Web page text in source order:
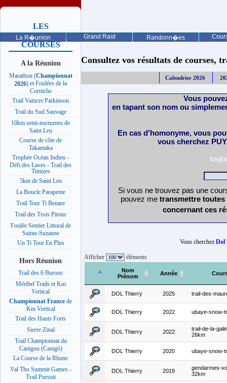
La R�union Grand Raid Randonn�es
LES
PROCHAINES
COURSES
A la Réunion
Marathon (Championnat
2026) et Foulées de la
Corniche
Trail Vaincre Parkinson
Trail du Sud Sauvage
10km semi-nocturnes de
Saint Leu
Course de côte de
Takamaka
Trophée Océan Indien -
Défi des Laves - Trail des
Timizes
5km de Saint Leu
La Boucle Parapente
Trail Tour Ti Benare
Trail des Trois Pitons
Foulée Sentier Littoral de
Sainte-Suzanne
Un Ti Tour En Plus
Hors Réunion
Trail des 6 Burons
Méribel Trails et Km
Vertical
Championnat France de
Km Vertical
Trail des Hauts Forts
Sierre Zinal
Trail Championnat du
Canigou (Canigó)
La Course de la Rhune
Val Tho Summit Games -
Trail Pursuit
Consultez vos résultats de courses,
Calendrier 2026
Vous
en tapant son nom ou
En cas d'homonyme, vous
vous cherchez
Si vous ne trouvez pas une
pouvez me transmettre
concernant ces
Vous cherchez Dol
Afficher éléments
Nom
Prénom
Année
DOL Thierry 2025 trail-des-
DOL Thierry 2022 ubaye-snow-
DOL Thierry 2022
trail-de-la-
26km
DOL Thierry 2020 ubaye-snow-
DOL Thierry 2019
gendarmes-
32km